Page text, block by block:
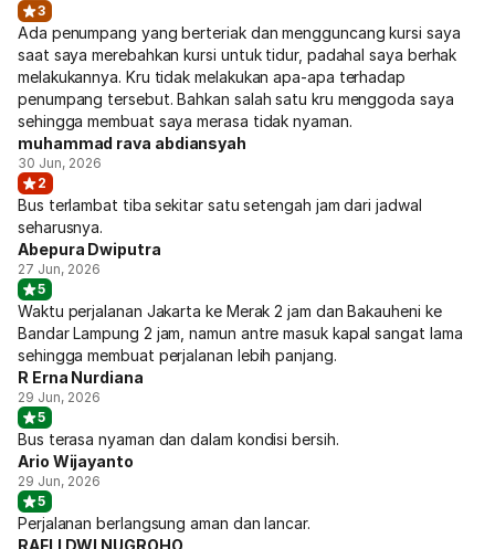
3
Ada penumpang yang berteriak dan mengguncang kursi saya
saat saya merebahkan kursi untuk tidur, padahal saya berhak
melakukannya. Kru tidak melakukan apa-apa terhadap
penumpang tersebut. Bahkan salah satu kru menggoda saya
sehingga membuat saya merasa tidak nyaman.
muhammad rava abdiansyah
30 Jun, 2026
2
Bus terlambat tiba sekitar satu setengah jam dari jadwal
seharusnya.
Abepura Dwiputra
27 Jun, 2026
5
Waktu perjalanan Jakarta ke Merak 2 jam dan Bakauheni ke
Bandar Lampung 2 jam, namun antre masuk kapal sangat lama
sehingga membuat perjalanan lebih panjang.
R Erna Nurdiana
29 Jun, 2026
5
Bus terasa nyaman dan dalam kondisi bersih.
Ario Wijayanto
29 Jun, 2026
5
Perjalanan berlangsung aman dan lancar.
RAFLI DWI NUGROHO